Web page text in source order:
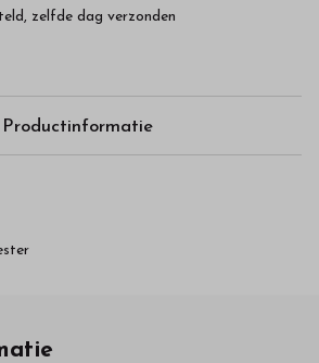
zelfde dag verzonden
Productinformatie